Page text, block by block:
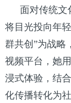
面对传统文
将目光投向年
群共创”为战略
视频平台，她
浸式体验，结
化传播转化为